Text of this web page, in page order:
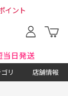
イント
当日発送
リ 店舗情報